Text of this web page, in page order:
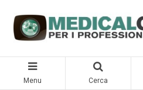
Menu Cerca